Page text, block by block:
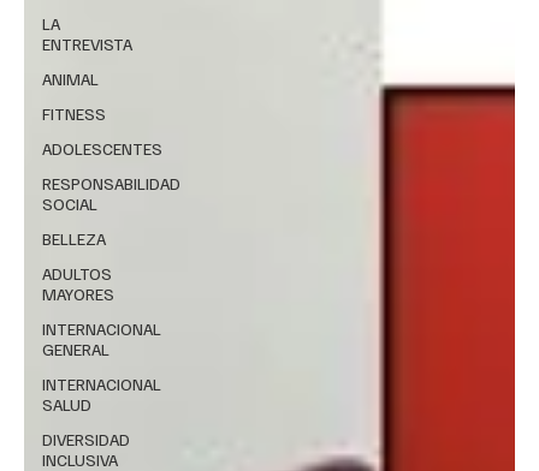
LA
ENTREVISTA
ANIMAL
FITNESS
ADOLESCENTES
RESPONSABILIDAD
SOCIAL
BELLEZA
ADULTOS
MAYORES
INTERNACIONAL
GENERAL
INTERNACIONAL
SALUD
DIVERSIDAD
INCLUSIVA